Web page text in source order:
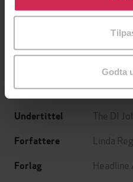
tilpasse ditt samtykke til
Godta
199,-
EBOK
Undertittel The DI
Forfattere Linda
Forlag